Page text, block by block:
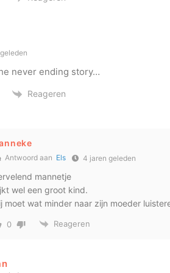
never ending story…
Reageren
Antwoord aan Els 4 jaren geleden
mannetje
wel een groot kind.
moet wat minder naar zijn moeder
0 Reageren